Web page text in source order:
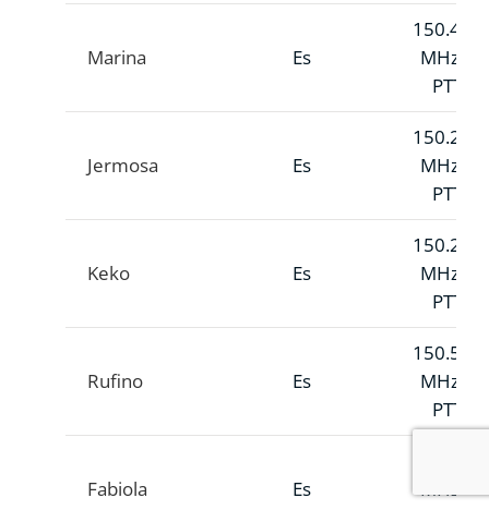
Marina Es
150.454
MHz A
PTT
Jermosa Es
150.273
MHz A
PTT
Keko Es
150.255
MHz A
PTT
Rufino Es
150.564
MHz A
PTT
Fabiola Es
MHz A